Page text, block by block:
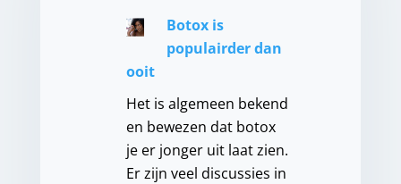
Botox is
populairder dan
ooit
Het is algemeen bekend
en bewezen dat botox
je er jonger uit laat zien.
Er zijn veel discussies in